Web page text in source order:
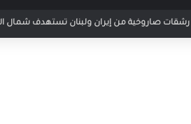
بث مباشر مباراة الأردن والإمارات في كأس العرب 2025